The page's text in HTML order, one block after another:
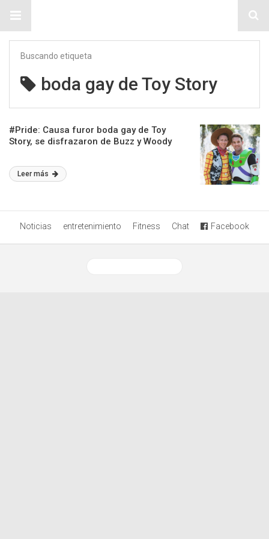
Buscando etiqueta
boda gay de Toy Story
#Pride: Causa furor boda gay de Toy
Story, se disfrazaron de Buzz y Woody
Leer más
Noticias entretenimiento Fitness Chat Facebook